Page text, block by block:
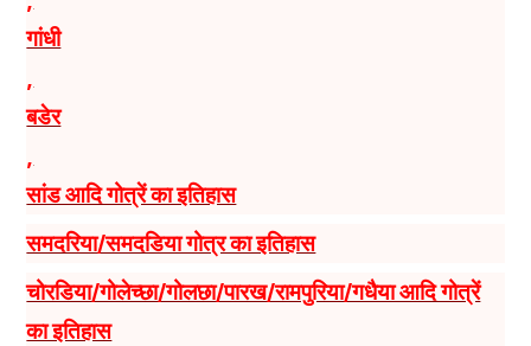
गांधी
बडेर
सांड आदि गोत्रें का इतिहास
समदरिया/समदडिया गोत्र का इतिहास
चोरडिया/गोलेच्छा/गोलछा/पारख/रामपुरिया/गधैया आदि गोत्रें
का इतिहास